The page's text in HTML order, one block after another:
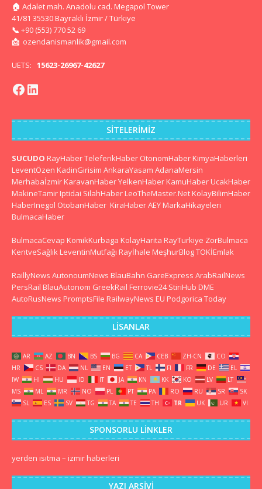
🏠 Adalet mah. Anadolu cad. Megapol Tower
41/81 35530 Bayraklı İzmir / Türkiye
📞 +90 (553) 770 52 69
📩 ozendanismanlik@gmail.com
UETS: 15623-26967-42627
SITELERIMIZ
SUCUDO RayHaberTeleferikHaber OtonomHaber KimyaHaberleri
LeventÖzen KadinGirisim AnkaraYasam AdanaMersin
Merhabaİzmir KaravanHaberYelkenHaber KamuHaber UcakHaber
MakineTamir Iptidai SilahHaber LeoTheMaster.Net KolayBilimHaber
HaberInegol OtobanHaber KiraHaberAEY MarkaHikayeleri
BulmacaHaber
BulmacaCevap KomikKurbaga KolayHarita RayTurkiye ZorBulmaca
KentveSağlık LeventinMutfağı Rayİhale MeşhurBlogTOKİEmlak
RaillyNews AutonoumNews BlauBahn GareExpress ArabRailNews
PersRail BlauAutonom GreekRail Ferrovie24 StiriHub DME
AutoRusNews PromptsFile RailwayNews EU Podgorica Today
LISANLAR
AR AZ BN BS BG CA CEB ZH-CN
CO
HR
CS DA NL EN ET TL FI FR DE
EL
IW
HI HU ID IT JA KN KK KO LV
LT
MS
ML MR NO PL PT PA RO RU SR
SK
SL
ES SV TG TA TE TH TR UK UR VI
SPONSORLU LINKLER
yerden ısıtma – izmir haberleri
YAZI ARŞIVI